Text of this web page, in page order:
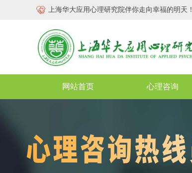
上海华大应用心理研究院伴你走向幸福的明天！
网站首页 心理咨询